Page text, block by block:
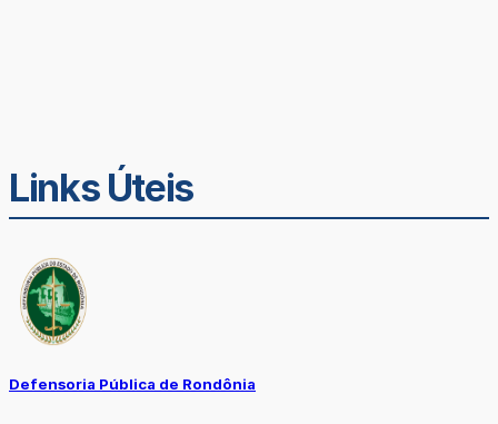
Links Úteis
Defensoria Pública de Rondônia